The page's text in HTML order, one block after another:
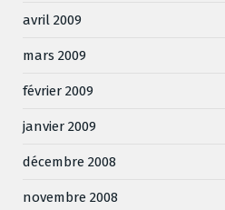
avril 2009
mars 2009
février 2009
janvier 2009
décembre 2008
novembre 2008